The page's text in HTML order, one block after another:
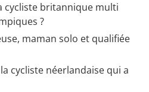
cycliste britannique multi
?
maman solo et qualifiée
cycliste néerlandaise qui a